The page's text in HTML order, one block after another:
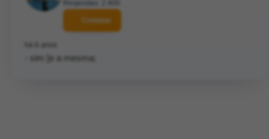
Contatar
- sim [e a mesma;